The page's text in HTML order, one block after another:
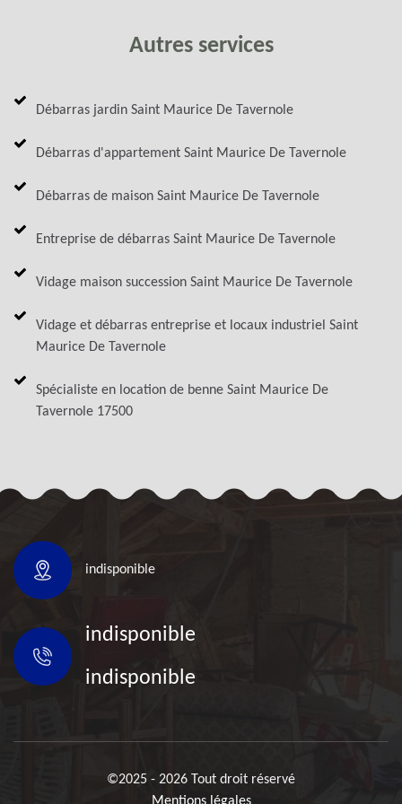
Autres services
Débarras jardin Saint Maurice De Tavernole
Débarras d'appartement Saint Maurice De Tavernole
Débarras de maison Saint Maurice De Tavernole
Entreprise de débarras Saint Maurice De Tavernole
Vidage maison succession Saint Maurice De Tavernole
Vidage et débarras entreprise et locaux industriel Saint
Maurice De Tavernole
Spécialiste en location de benne Saint Maurice De
Tavernole 17500
indisponible
indisponible
indisponible
©2025 - 2026 Tout droit réservé
Mentions légales